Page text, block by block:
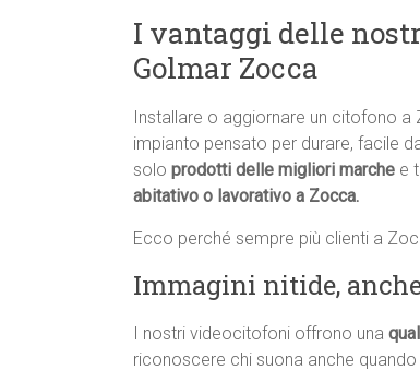
I vantaggi delle
Golmar Zocca
Installare o aggiornare un citofono
impianto pensato per durare, facile
solo prodotti delle migliori marche e
abitativo o lavorativo a Zocca.
Ecco perché sempre più clienti a
Immagini nitide,
I nostri videocitofoni offrono una
riconoscere chi suona anche